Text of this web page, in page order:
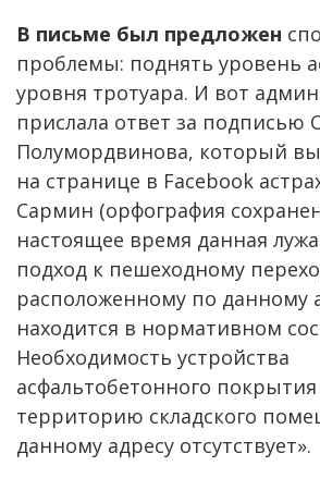
В письме был предложен
проблемы: поднять уровень
уровня тротуара. И вот
прислала ответ за подписью
Полумордвинова, который
на странице в Facebook
Сармин (орфография
настоящее время данная
подход к пешеходному
расположенному по данному
находится в нормативном
Необходимость устройства
асфальтобетонного
территорию складского
данному адресу отсутствует».